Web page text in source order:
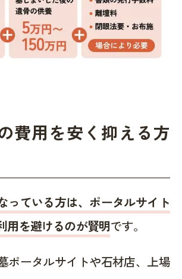
費用を安く抑える方
っている方は、ポータルサイト
用を避けるのが賢明です。
ポータルサイトや石材店、上場